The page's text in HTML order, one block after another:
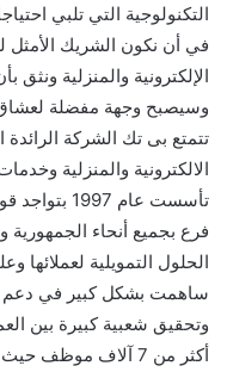
التكنولوجية التي تلبي
في أن نكون الشريك
الإلكترونية والمنزلية ونثق
وسيصبح وجهة مفضلة لعشاق
تتمتع بى تك الشركة
الالكترونية والمنزلية
فرع بجميع أنحاء
الحلول التمويلية
ساهمت بشكل كبير في دعم
وتحقيق شعبية كبيرة بين
أكثر من 7 آلاف